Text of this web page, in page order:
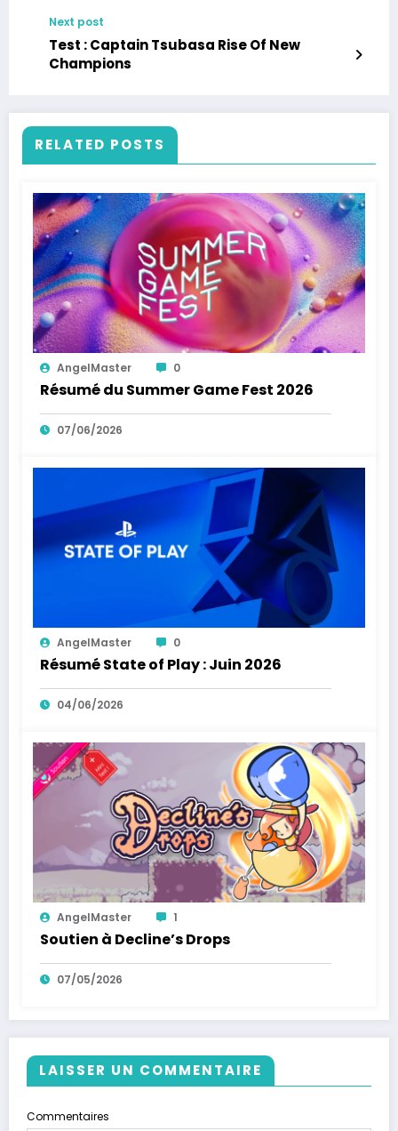
Next post
Test : Captain Tsubasa Rise Of New
Champions
RELATED POSTS
AngelMaster 0
Résumé du Summer Game Fest 2026
07/06/2026
AngelMaster 0
Résumé State of Play : Juin 2026
04/06/2026
AngelMaster 1
Soutien à Decline’s Drops
07/05/2026
LAISSER UN COMMENTAIRE
Commentaires